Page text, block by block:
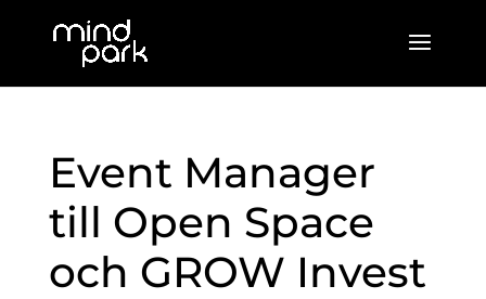
Event Manager
till Open Space
och GROW Invest